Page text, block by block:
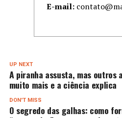
E-mail:
UP NEXT
A piranha assusta, mas outros
muito mais e a ciência explica
DON'T MISS
O segredo das galhas: como